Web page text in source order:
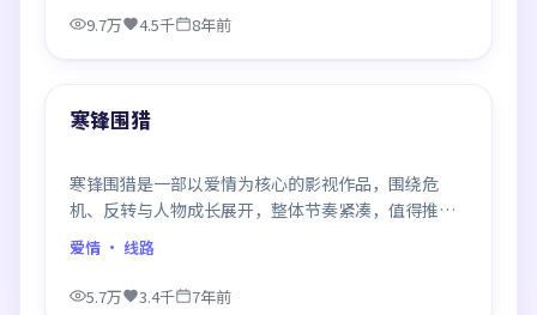
9.7万 4.5千 8年前
最新
寒锋围猎
寒锋围猎是一部以爱情为核心的影视作品，围绕危
机、反转与人物成长展开，整体节奏紧凑，值得推荐
观看。
爱情 · 线路
5.7万 3.4千 7年前